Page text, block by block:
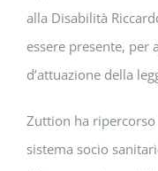
alla Disabilità
essere presente, per
d’attuazione della
Zuttion ha
sistema socio